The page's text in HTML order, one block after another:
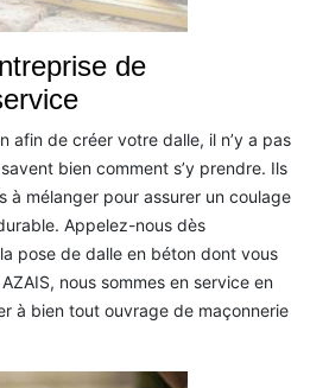
de
afin de créer votre dalle, il n’y a pas
bien comment s’y prendre. Ils
à mélanger pour assurer un coulage
Appelez-nous dès
pose de dalle en béton dont vous
nous sommes en service en
à bien tout ouvrage de maçonnerie